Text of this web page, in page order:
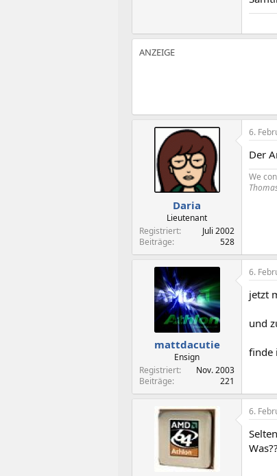
Daria
Lieutenant
Registriert
Juli 2002
Beiträge
528
6.
Der
We
mattdacutie
Ensign
Registriert
Nov. 2003
Beiträge
221
6.
jetzt
und
finde
6.